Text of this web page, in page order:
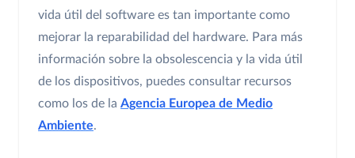
vida útil del software es tan importante como
mejorar la reparabilidad del hardware. Para más
información sobre la obsolescencia y la vida útil
de los dispositivos, puedes consultar recursos
como los de la Agencia Europea de Medio
Ambiente.